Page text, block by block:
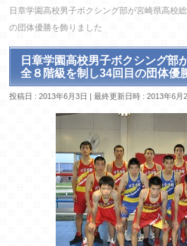
日章学園高校男子ボクシング部が宮崎県高校
の団体優勝を飾りました
日章学園高校男子ボクシング部
全８階級を制し34回目の団体優
投稿日 : 2013年6月3日 最終更新日時 : 2013年6月